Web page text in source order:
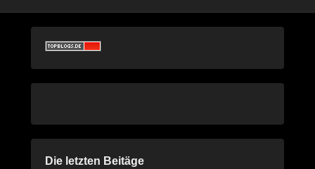
Die letzten Beitäge